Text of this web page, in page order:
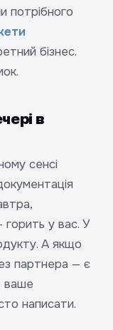
потрібного
бізнес.
в
сенсі
горить у вас. У
А якщо
партнера — є
ваше
написати.